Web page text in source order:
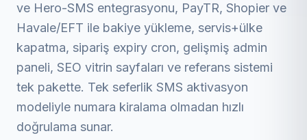
ve Hero-SMS entegrasyonu, PayTR, Shopier ve
Havale/EFT ile bakiye yükleme, servis+ülke
kapatma, sipariş expiry cron, gelişmiş admin
paneli, SEO vitrin sayfaları ve referans sistemi
tek pakette. Tek seferlik SMS aktivasyon
modeliyle numara kiralama olmadan hızlı
doğrulama sunar.